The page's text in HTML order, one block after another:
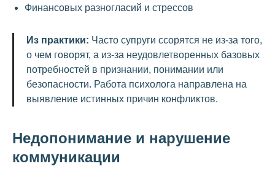
Финансовых разногласий и стрессов
Из практики: Часто супруги ссорятся не из-за того,
о чем говорят, а из-за неудовлетворенных базовых
потребностей в признании, понимании или
безопасности. Работа психолога направлена на
выявление истинных причин конфликтов.
Недопонимание и нарушение
коммуникации